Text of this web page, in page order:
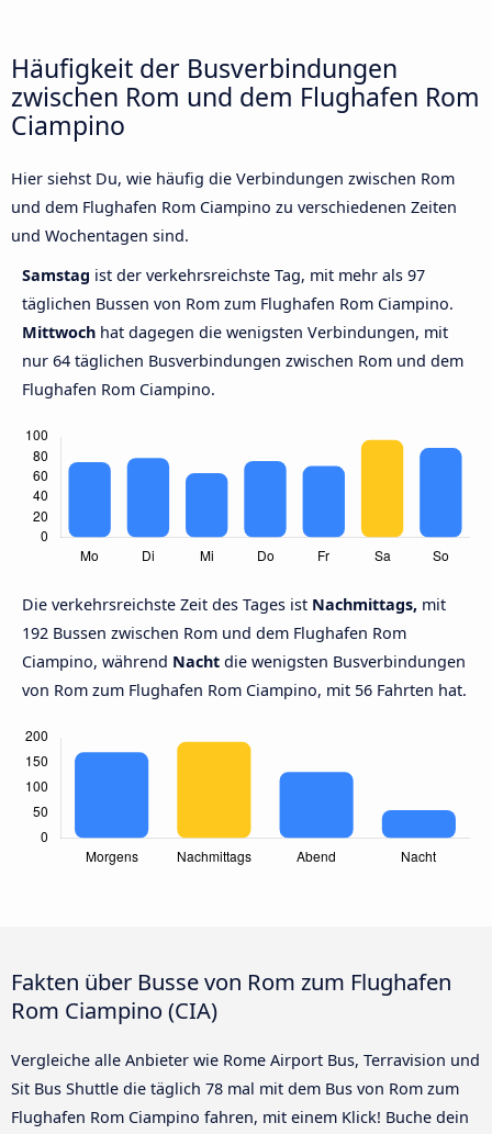
Häufigkeit der Busverbindungen
zwischen Rom und dem Flughafen Rom
Ciampino
Hier siehst Du, wie häufig die Verbindungen zwischen Rom
und dem Flughafen Rom Ciampino zu verschiedenen Zeiten
und Wochentagen sind.
Samstag ist der verkehrsreichste Tag, mit mehr als 97
täglichen Bussen von Rom zum Flughafen Rom Ciampino.
Mittwoch hat dagegen die wenigsten Verbindungen, mit
nur 64 täglichen Busverbindungen zwischen Rom und dem
Flughafen Rom Ciampino.
Die verkehrsreichste Zeit des Tages ist Nachmittags, mit
192 Bussen zwischen Rom und dem Flughafen Rom
Ciampino, während Nacht die wenigsten Busverbindungen
von Rom zum Flughafen Rom Ciampino, mit 56 Fahrten hat.
Fakten über Busse von Rom zum Flughafen
Rom Ciampino (CIA)
Vergleiche alle Anbieter wie Rome Airport Bus, Terravision und
Sit Bus Shuttle die täglich 78 mal mit dem Bus von Rom zum
Flughafen Rom Ciampino fahren, mit einem Klick! Buche dein